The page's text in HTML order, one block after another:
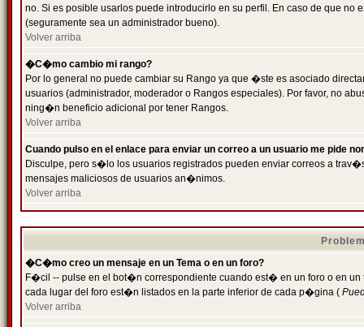
no. Si es posible usarlos puede introducirlo en su perfil. En caso de que
(seguramente sea un administrador bueno).
Volver arriba
�C�mo cambio mi rango?
Por lo general no puede cambiar su Rango ya que �ste es asociado
usuarios (administrador, moderador o Rangos especiales). Por favor, no
ning�n beneficio adicional por tener Rangos.
Volver arriba
Cuando pulso en el enlace para enviar un correo a un usuario me pide
Disculpe, pero s�lo los usuarios registrados pueden enviar correos a
mensajes maliciosos de usuarios an�nimos.
Volver arriba
�C�mo creo un mensaje en un Tema o en un foro?
F�cil -- pulse en el bot�n correspondiente cuando est� en un foro o en
cada lugar del foro est�n listados en la parte inferior de cada p�gina (
Volver arriba